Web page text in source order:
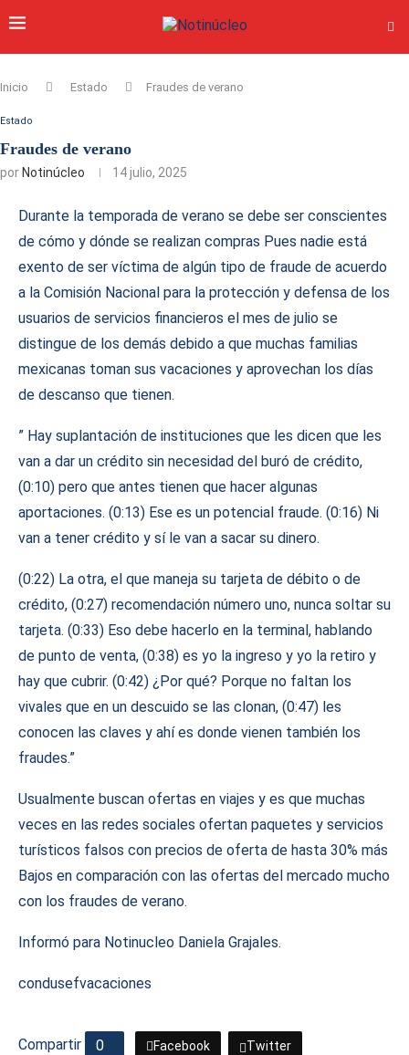
Inicio Estado Fraudes de verano
Estado
Fraudes de verano
por Notinúcleo 14 julio, 2025
Durante la temporada de verano se debe ser conscientes
de cómo y dónde se realizan compras Pues nadie está
exento de ser víctima de algún tipo de fraude de acuerdo
a la Comisión Nacional para la protección y defensa de los
usuarios de servicios financieros el mes de julio se
distingue de los demás debido a que muchas familias
mexicanas toman sus vacaciones y aprovechan los días
de descanso que tienen.
” Hay suplantación de instituciones que les dicen que les
van a dar un crédito sin necesidad del buró de crédito,
(0:10) pero que antes tienen que hacer algunas
aportaciones. (0:13) Ese es un potencial fraude. (0:16) Ni
van a tener crédito y sí le van a sacar su dinero.
(0:22) La otra, el que maneja su tarjeta de débito o de
crédito, (0:27) recomendación número uno, nunca soltar su
tarjeta. (0:33) Eso debe hacerlo en la terminal, hablando
de punto de venta, (0:38) es yo la ingreso y yo la retiro y
hay que cubrir. (0:42) ¿Por qué? Porque no faltan los
vivales que en un descuido se las clonan, (0:47) les
conocen las claves y ahí es donde vienen también los
fraudes.”
Usualmente buscan ofertas en viajes y es que muchas
veces en las redes sociales ofertan paquetes y servicios
turísticos falsos con precios de oferta de hasta 30% más
Bajos en comparación con las ofertas del mercado mucho
con los fraudes de verano.
Informó para Notinucleo Daniela Grajales.
condusefvacaciones
Compartir 0 Facebook Twitter